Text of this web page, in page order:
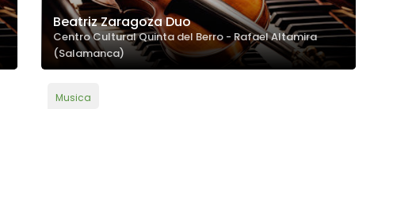
Beatriz Zaragoza Duo
Centro Cultural Quinta del Berro - Rafael Altamira
(Salamanca)
Musica